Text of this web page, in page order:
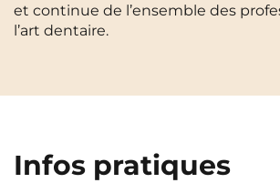
Cergy-Pontoise Clermont-
Lille Limoges
FR
et continue de l’ensemble des
l’art dentaire.
Infos pratiques